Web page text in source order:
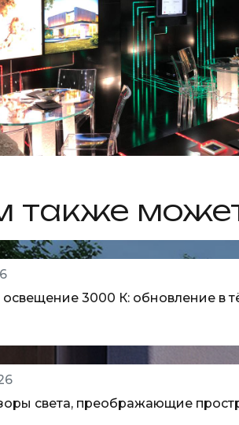
также
3000 К: обновление в
света, преображающие